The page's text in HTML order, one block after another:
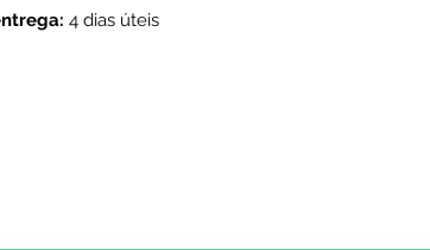
4 dias úteis